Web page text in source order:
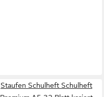
Staufen Schulheft Schulheft